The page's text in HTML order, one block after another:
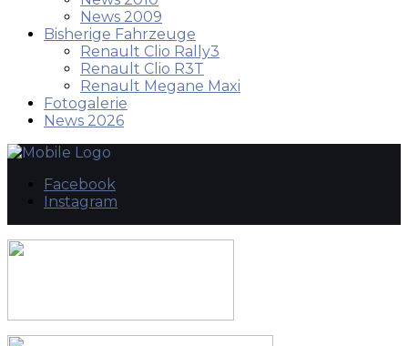
News 2009
Bisherige Fahrzeuge
Renault Clio Rally3
Renault Clio R3T
Renault Megane Maxi
Fotogalerie
News 2026
Facebook
Instagram